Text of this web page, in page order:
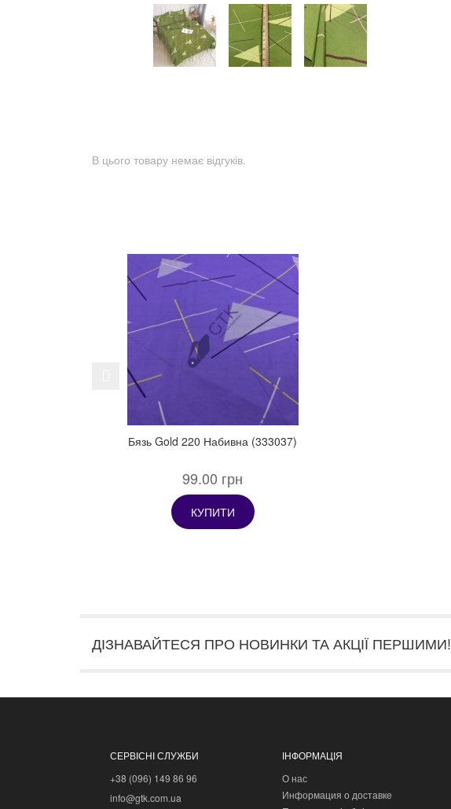
В цього товару немає відгуків.
Бязь Gold 220 Набивна (333037)
99.00 грн
КУПИТИ
Previous
ДІЗНАВАЙТЕСЯ ПРО НОВИНКИ ТА АКЦІЇ ПЕРШИМИ!
СЕРВІСНІ СЛУЖБИ
+38 (096) 149 86 96
info@gtk.com.ua
ІНФОРМАЦІЯ
О нас
Информация о доставке